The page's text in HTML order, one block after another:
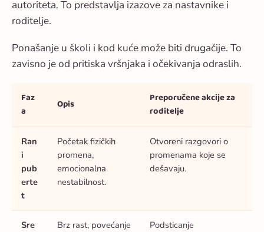
autoriteta. To predstavlja izazove za nastavnike i
roditelje.
Ponašanje u školi i kod kuće može biti drugačije. To
zavisno je od pritiska vršnjaka i očekivanja odraslih.
Faz
a
Opis
Preporučene akcije za
roditelje
Ran
i
pub
erte
t
Početak fizičkih
promena,
emocionalna
nestabilnost.
Otvoreni razgovori o
promenama koje se
dešavaju.
Sre
Brz rast, povećanje
Podsticanje